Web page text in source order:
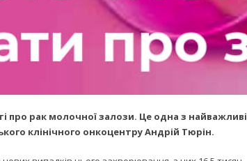
про рак молочної залози. Це одна з
клінічного онкоцентру Андрій Тюрін.